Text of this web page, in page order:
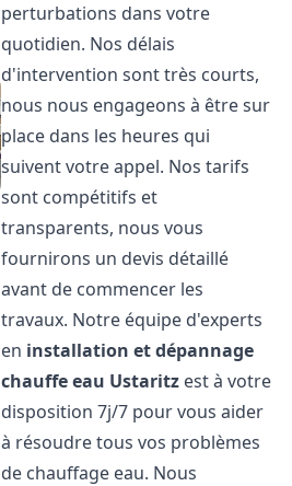
perturbations dans votre
quotidien. Nos délais
d'intervention sont très courts,
nous nous engageons à être sur
place dans les heures qui
suivent votre appel. Nos tarifs
sont compétitifs et
transparents, nous vous
fournirons un devis détaillé
avant de commencer les
travaux. Notre équipe d'experts
en installation et dépannage
chauffe eau Ustaritz est à votre
disposition 7j/7 pour vous aider
à résoudre tous vos problèmes
de chauffage eau. Nous